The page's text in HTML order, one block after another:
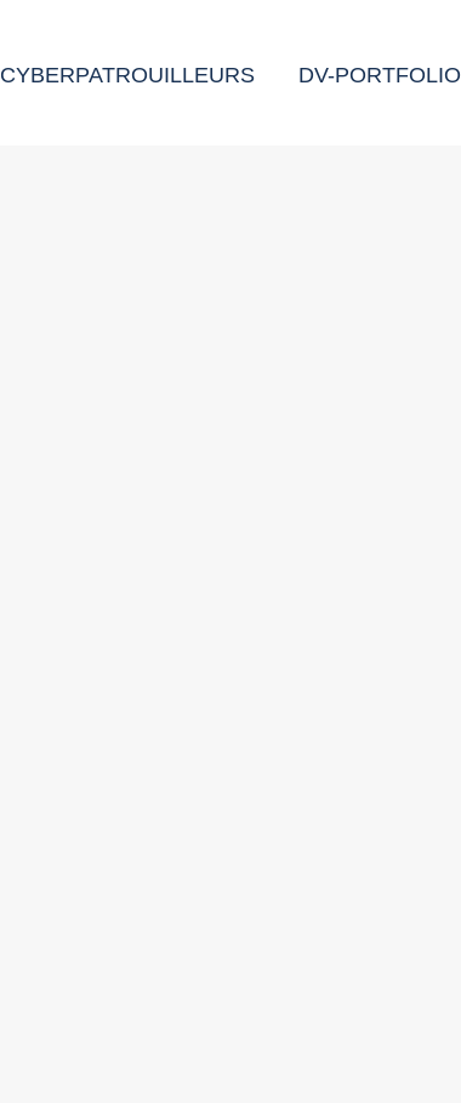
CYBERPATROUILLEURS DV-PORTFOLIO